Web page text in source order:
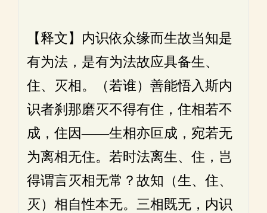
【释文】内识依众缘而生故当知是
有为法，是有为法故应具备生、
住、灭相。（若谁）善能悟入斯内
识者刹那磨灭不得有住，住相若不
成，住因——生相亦叵成，宛若无
为离相无住。若时法离生、住，岂
得谓言灭相无常？故知（生、住、
灭）相自性本无。三相既无，内识